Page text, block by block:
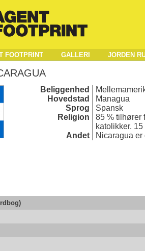
FOOTPRINT GALLERI JORDEN
Beliggenhed
Hovedstad
Managua
Sprog
Spansk
Religion
85 % tilhører
katolikker.
Andet
Nicaragua